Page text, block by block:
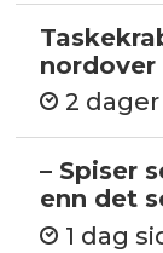
nordover
2
– Spiser
enn det
1 dag